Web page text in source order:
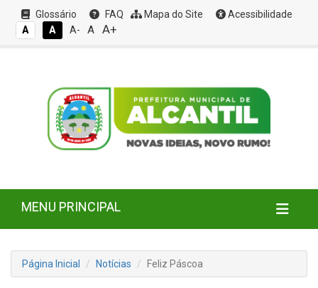
Glossário FAQ Mapa do Site
Acessibilidade
A
A A- A A+
MENU PRINCIPAL
Página Inicial Notícias Feliz Páscoa